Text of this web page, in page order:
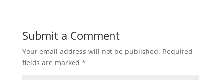
Submit a Comment
Your email address will not be published. Required
fields are marked *